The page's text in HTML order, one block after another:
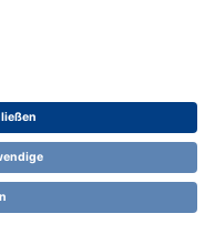
Suite™ 6.1.13